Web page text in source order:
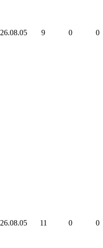
26.08.05 9 0 0
26.08.05 11 0 0